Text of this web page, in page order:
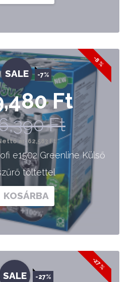
-8 %
SALE -7%
Ft
Ft
ár: 62,583 Ft
e1502 Greenline Külső
töltettel
KOSÁRBA
-27 %
SALE -27%